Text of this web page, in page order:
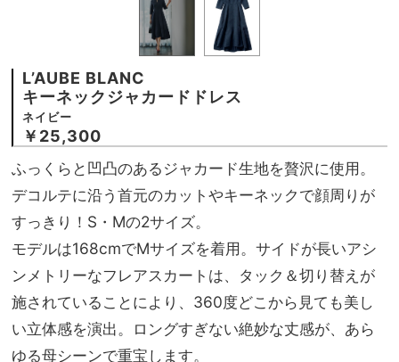
L’AUBE BLANC
キーネックジャカードドレス
ネイビー
￥25,300
ふっくらと凹凸のあるジャカード生地を贅沢に使用。
デコルテに沿う首元のカットやキーネックで顔周りが
すっきり！S・Mの2サイズ。
モデルは168cmでMサイズを着用。サイドが長いアシ
ンメトリーなフレアスカートは、タック＆切り替えが
施されていることにより、360度どこから見ても美し
い立体感を演出。ロングすぎない絶妙な丈感が、あら
ゆる母シーンで重宝します。